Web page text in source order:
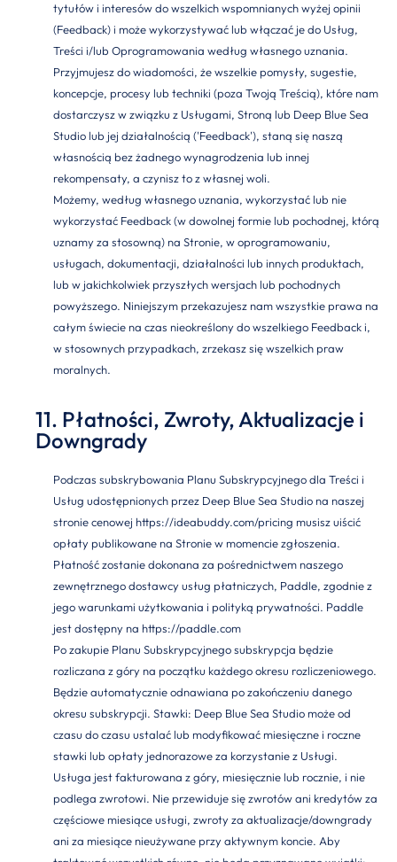
tytułów i interesów do wszelkich wspomnianych wyżej opinii
(Feedback) i może wykorzystywać lub włączać je do Usług,
Treści i/lub Oprogramowania według własnego uznania.
Przyjmujesz do wiadomości, że wszelkie pomysły, sugestie,
koncepcje, procesy lub techniki (poza Twoją Treścią), które nam
dostarczysz w związku z Usługami, Stroną lub Deep Blue Sea
Studio lub jej działalnością ('Feedback'), staną się naszą
własnością bez żadnego wynagrodzenia lub innej
rekompensaty, a czynisz to z własnej woli.
Możemy, według własnego uznania, wykorzystać lub nie
wykorzystać Feedback (w dowolnej formie lub pochodnej, którą
uznamy za stosowną) na Stronie, w oprogramowaniu,
usługach, dokumentacji, działalności lub innych produktach,
lub w jakichkolwiek przyszłych wersjach lub pochodnych
powyższego. Niniejszym przekazujesz nam wszystkie prawa na
całym świecie na czas nieokreślony do wszelkiego Feedback i,
w stosownych przypadkach, zrzekasz się wszelkich praw
moralnych.
11. Płatności, Zwroty, Aktualizacje i
Downgrady
Podczas subskrybowania Planu Subskrypcyjnego dla Treści i
Usług udostępnionych przez Deep Blue Sea Studio na naszej
stronie cenowej https://ideabuddy.com/pricing musisz uiścić
opłaty publikowane na Stronie w momencie zgłoszenia.
Płatność zostanie dokonana za pośrednictwem naszego
zewnętrznego dostawcy usług płatniczych, Paddle, zgodnie z
jego warunkami użytkowania i polityką prywatności. Paddle
jest dostępny na https://paddle.com
Po zakupie Planu Subskrypcyjnego subskrypcja będzie
rozliczana z góry na początku każdego okresu rozliczeniowego.
Będzie automatycznie odnawiana po zakończeniu danego
okresu subskrypcji. Stawki: Deep Blue Sea Studio może od
czasu do czasu ustalać lub modyfikować miesięczne i roczne
stawki lub opłaty jednorazowe za korzystanie z Usługi.
Usługa jest fakturowana z góry, miesięcznie lub rocznie, i nie
podlega zwrotowi. Nie przewiduje się zwrotów ani kredytów za
częściowe miesiące usługi, zwroty za aktualizacje/downgrady
ani za miesiące nieużywane przy aktywnym koncie. Aby